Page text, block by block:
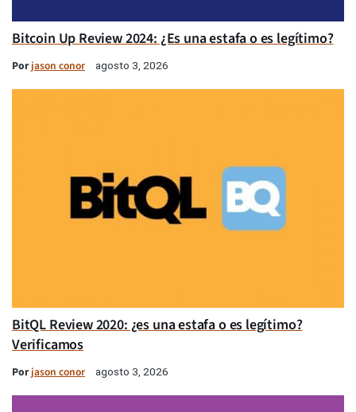
Bitcoin Up Review 2024: ¿Es una estafa o es legítimo?
Porjason conor agosto 3, 2026
BitQL Review 2020: ¿es una estafa o es legítimo?
Verificamos
Porjason conor agosto 3, 2026